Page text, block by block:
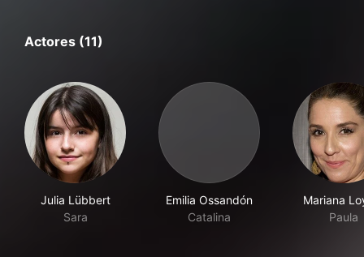
Actores (11)
Julia Lübbert
Sara
Emilia Ossandón
Catalina
Mariana
Paula